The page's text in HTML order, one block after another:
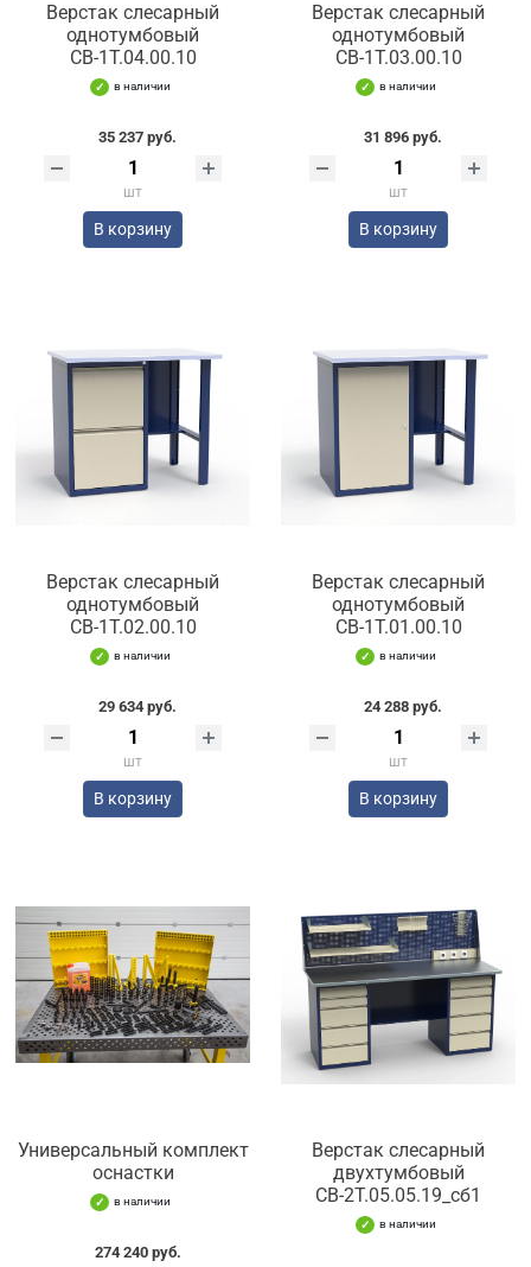
Верстак слесарный
однотумбовый
СВ-1Т.04.00.10
в наличии
35 237 руб.
шт
В корзину
Верстак слесарный
однотумбовый
СВ-1Т.03.00.10
в наличии
31 896 руб.
шт
В корзину
Верстак слесарный
однотумбовый
СВ-1Т.02.00.10
в наличии
29 634 руб.
шт
В корзину
Верстак слесарный
однотумбовый
СВ-1Т.01.00.10
в наличии
24 288 руб.
шт
В корзину
Универсальный комплект
оснастки
в наличии
274 240 руб.
Верстак слесарный
двухтумбовый
СВ-2Т.05.05.19_сб1
в наличии